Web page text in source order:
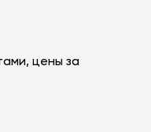
цены за